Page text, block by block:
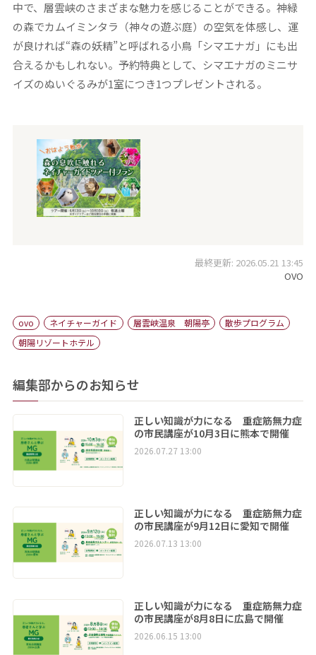
中で、層雲峡のさまざまな魅力を感じることができる。神緑
の森でカムイミンタラ（神々の遊ぶ庭）の空気を体感し、運
が良ければ“森の妖精”と呼ばれる小鳥「シマエナガ」にも出
合えるかもしれない。予約特典として、シマエナガのミニサ
イズのぬいぐるみが1室につき1つプレゼントされる。
最終更新: 2026.05.21 13:45
OVO
ovo ネイチャーガイド 層雲峡温泉 朝陽亭
散歩プログラム
朝陽リゾートホテル
編集部からのお知らせ
正しい知識が力になる 重症筋無力症
の市民講座が10月3日に熊本で開催
2026.07.27 13:00
正しい知識が力になる 重症筋無力症
の市民講座が9月12日に愛知で開催
2026.07.13 13:00
正しい知識が力になる 重症筋無力症
の市民講座が8月8日に広島で開催
2026.06.15 13:00